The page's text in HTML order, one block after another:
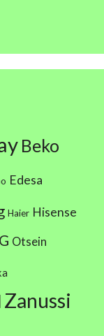
Beko
Edesa
Haier Hisense
Otsein
Zanussi